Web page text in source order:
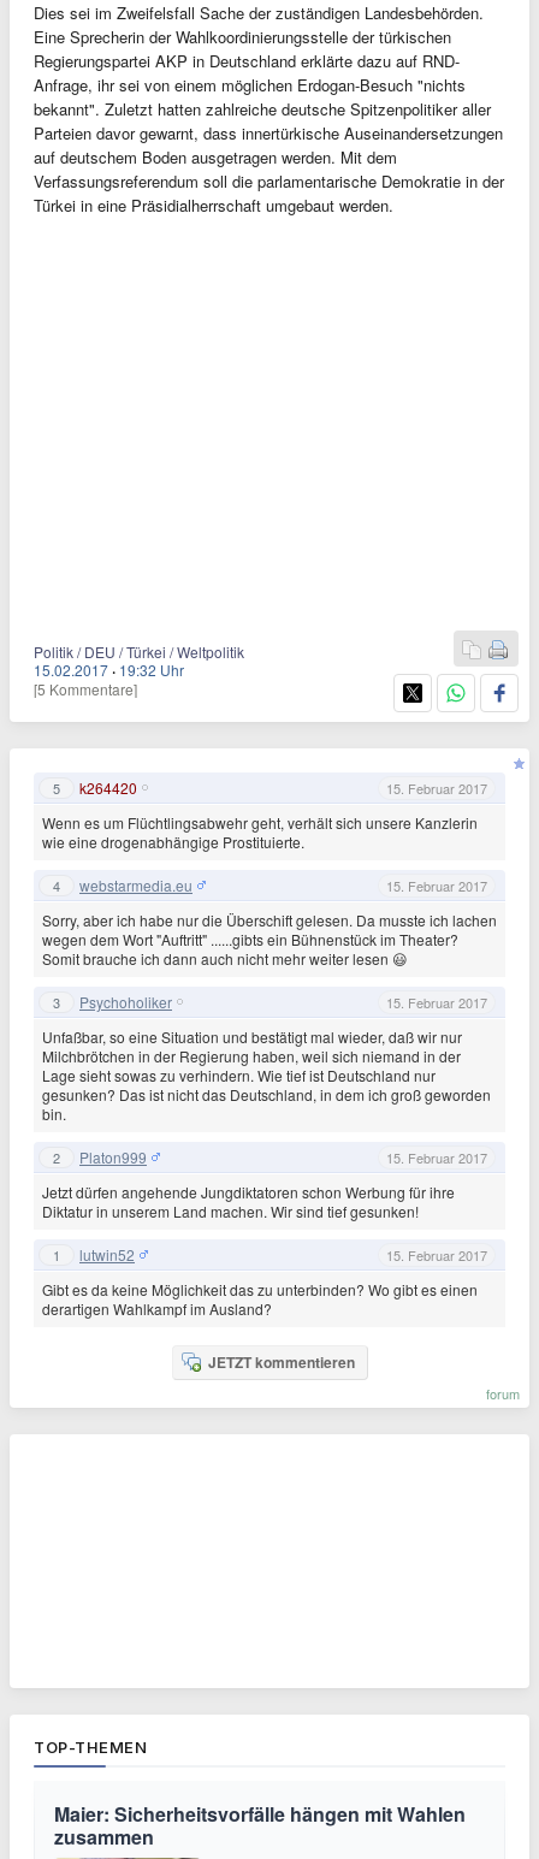
Dies sei im Zweifelsfall Sache der zuständigen Landesbehörden.
Eine Sprecherin der Wahlkoordinierungsstelle der türkischen
Regierungspartei AKP in Deutschland erklärte dazu auf RND-
Anfrage, ihr sei von einem möglichen Erdogan-Besuch "nichts
bekannt". Zuletzt hatten zahlreiche deutsche Spitzenpolitiker aller
Parteien davor gewarnt, dass innertürkische Auseinandersetzungen
auf deutschem Boden ausgetragen werden. Mit dem
Verfassungsreferendum soll die parlamentarische Demokratie in der
Türkei in eine Präsidialherrschaft umgebaut werden.
Politik / DEU / Türkei / Weltpolitik
15.02.2017 · 19:32 Uhr
[5 Kommentare]
5 k264420 15. Februar 2017
Wenn es um Flüchtlingsabwehr geht, verhält sich unsere Kanzlerin
wie eine drogenabhängige Prostituierte.
4 webstarmedia.eu 15. Februar 2017
Sorry, aber ich habe nur die Überschift gelesen. Da musste ich lachen
wegen dem Wort "Auftritt" ......gibts ein Bühnenstück im Theater?
Somit brauche ich dann auch nicht mehr weiter lesen 😃
3 Psychoholiker 15. Februar 2017
Unfaßbar, so eine Situation und bestätigt mal wieder, daß wir nur
Milchbrötchen in der Regierung haben, weil sich niemand in der
Lage sieht sowas zu verhindern. Wie tief ist Deutschland nur
gesunken? Das ist nicht das Deutschland, in dem ich groß geworden
bin.
2 Platon999 15. Februar 2017
Jetzt dürfen angehende Jungdiktatoren schon Werbung für ihre
Diktatur in unserem Land machen. Wir sind tief gesunken!
1 lutwin52 15. Februar 2017
Gibt es da keine Möglichkeit das zu unterbinden? Wo gibt es einen
derartigen Wahlkampf im Ausland?
JETZT kommentieren
forum
TOP-THEMEN
Maier: Sicherheitsvorfälle hängen mit Wahlen
zusammen